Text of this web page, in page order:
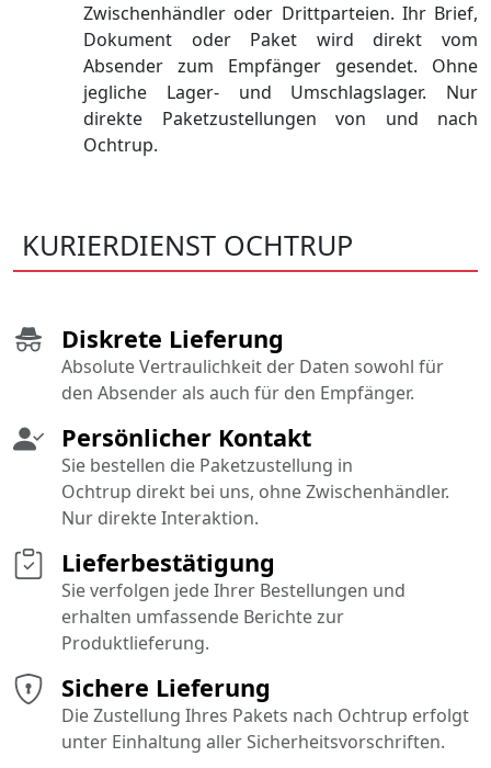
Zwischenhändler oder Drittparteien. Ihr Brief,
Dokument oder Paket wird direkt vom
Absender zum Empfänger gesendet. Ohne
jegliche Lager- und Umschlagslager. Nur
direkte Paketzustellungen von und nach
Ochtrup.
KURIERDIENST OCHTRUP
Sichere Lieferung
Die Zustellung Ihres Pakets nach Ochtrup erfolgt
unter Einhaltung aller Sicherheitsvorschriften.
Diskrete Lieferung
Absolute Vertraulichkeit der Daten sowohl für
den Absender als auch für den Empfänger.
Persönlicher Kontakt
Sie bestellen die Paketzustellung in
Ochtrup direkt bei uns, ohne Zwischenhändler.
Nur direkte Interaktion.
Lieferbestätigung
Sie verfolgen jede Ihrer Bestellungen und
erhalten umfassende Berichte zur
Produktlieferung.